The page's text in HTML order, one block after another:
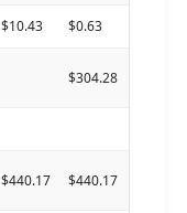
$10.43
$0.63
$304.28
$440.17 $440.17